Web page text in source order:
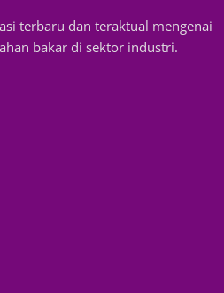
terbaru dan teraktual mengenai
bakar di sektor industri.